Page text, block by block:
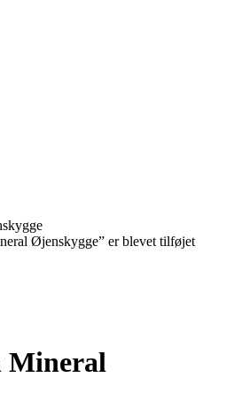
Øjenskygge” er blevet tilføjet
Mineral